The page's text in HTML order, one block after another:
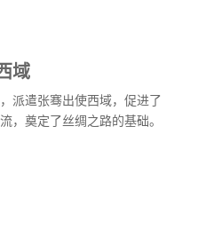
域
派遣张骞出使西域，促进了
，奠定了丝绸之路的基础。